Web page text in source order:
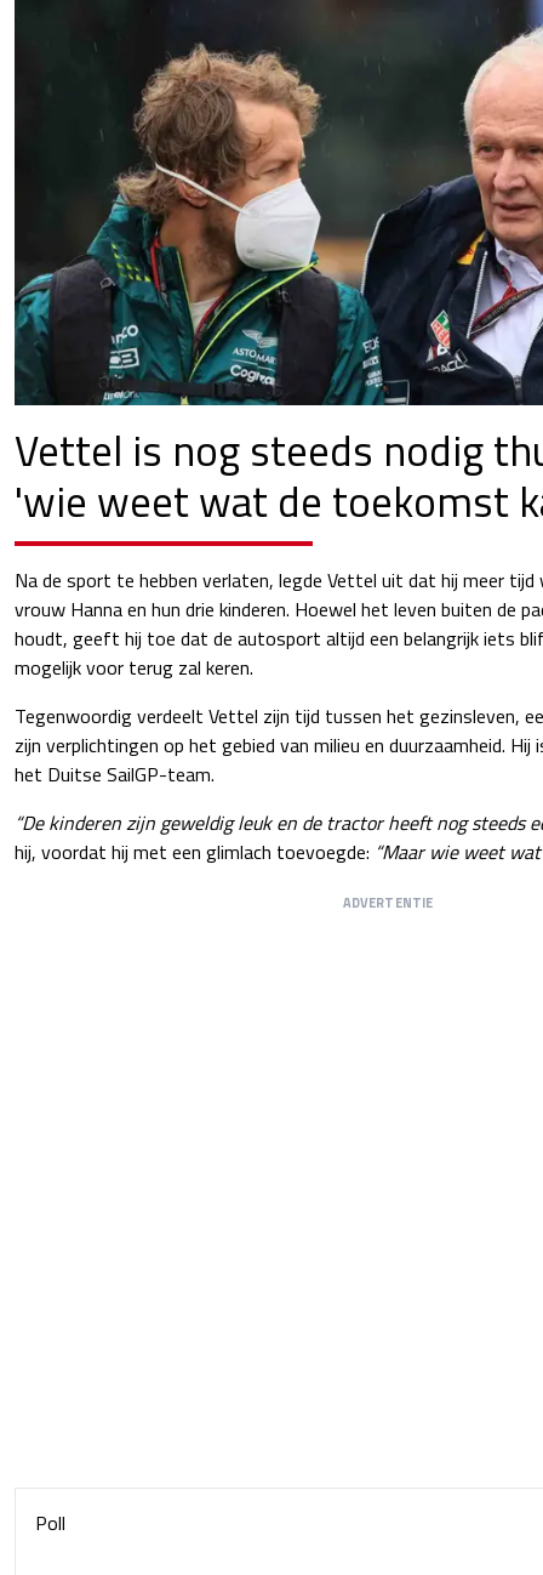
Vettel is nog steeds nodig
'wie weet wat de toekomst
Na de sport te hebben verlaten, legde Vettel uit dat hij meer tijd
vrouw Hanna en hun drie kinderen. Hoewel het leven buiten de
houdt, geeft hij toe dat de autosport altijd een belangrijk iets
mogelijk voor terug zal keren.
Tegenwoordig verdeelt Vettel zijn tijd tussen het gezinsleven,
zijn verplichtingen op het gebied van milieu en duurzaamheid.
het Duitse SailGP-team.
“De kinderen zijn geweldig leuk en de tractor heeft nog steeds
hij, voordat hij met een glimlach toevoegde: “Maar wie weet
ADVERTENTIE
Poll